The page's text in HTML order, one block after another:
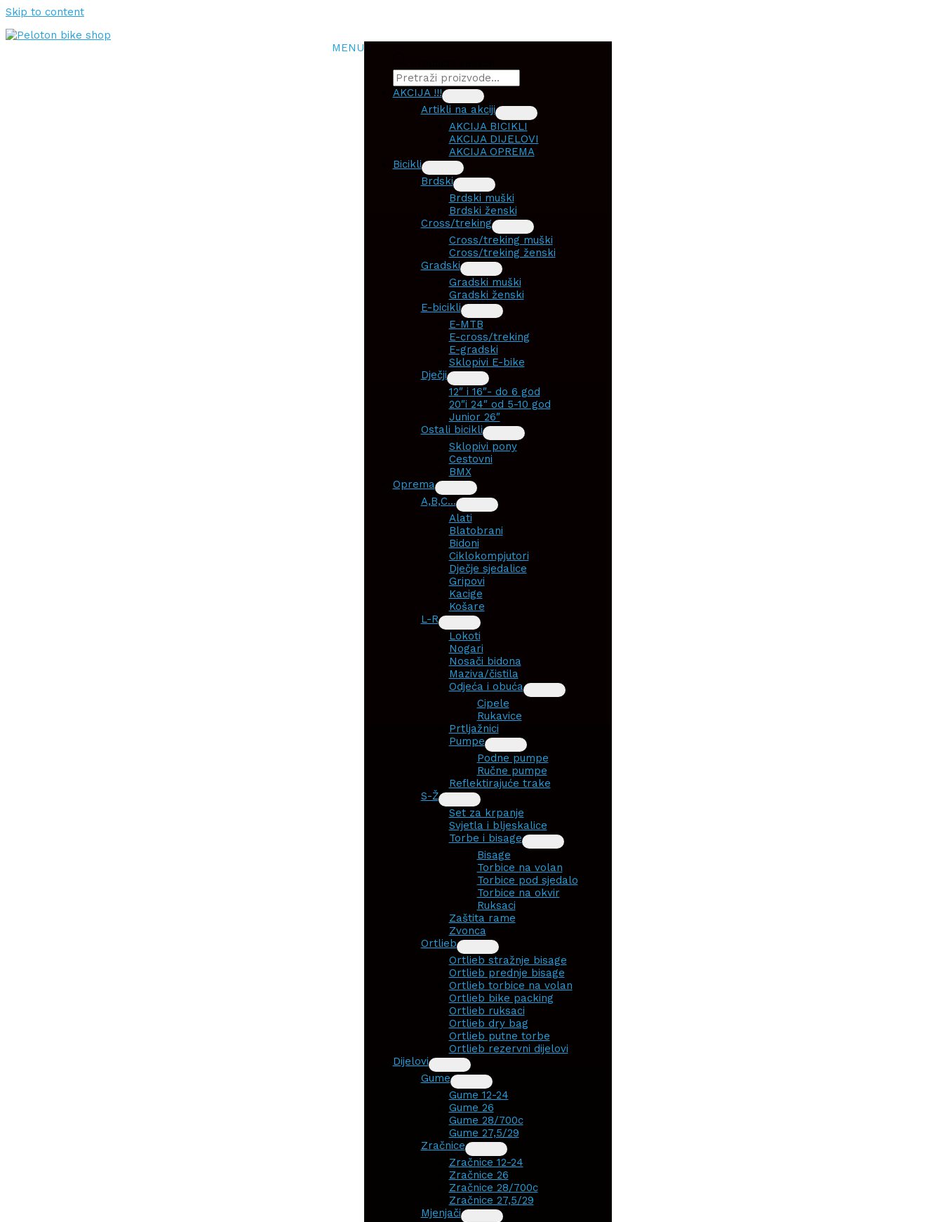
Skip to content
MENU
AKCIJA !!!
Artikli na akciji
AKCIJA BICIKLI
AKCIJA DIJELOVI
AKCIJA OPREMA
Bicikli
Brdski
Brdski muški
Brdski ženski
Cross/treking
Cross/treking muški
Cross/treking ženski
Gradski
Gradski muški
Gradski ženski
E-bicikli
E-MTB
E-cross/treking
E-gradski
Sklopivi E-bike
Dječji
12″ i 16″- do 6 god
20″i 24″ od 5-10 god
Junior 26″
Ostali bicikli
Sklopivi pony
Cestovni
BMX
Oprema
A,B,C…
Alati
Blatobrani
Bidoni
Ciklokompjutori
Dječje sjedalice
Gripovi
Kacige
Košare
L-R
Lokoti
Nogari
Nosači bidona
Maziva/čistila
Odjeća i obuća
Cipele
Rukavice
Prtljažnici
Pumpe
Podne pumpe
Ručne pumpe
Reflektirajuće trake
S-Ž
Set za krpanje
Svjetla i bljeskalice
Torbe i bisage
Bisage
Torbice na volan
Torbice pod sjedalo
Torbice na okvir
Ruksaci
Zaštita rame
Zvonca
Ortlieb
Ortlieb stražnje bisage
Ortlieb prednje bisage
Ortlieb torbice na volan
Ortlieb bike packing
Ortlieb ruksaci
Ortlieb dry bag
Ortlieb putne torbe
Ortlieb rezervni dijelovi
Dijelovi
Gume
Gume 12-24
Gume 26
Gume 28/700c
Gume 27,5/29
Zračnice
Zračnice 12-24
Zračnice 26
Zračnice 28/700c
Zračnice 27,5/29
Mjenjači